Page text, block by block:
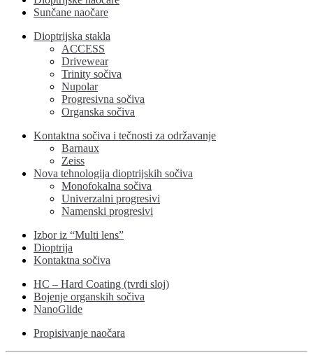
Sunčane naočare
Dioptrijska stakla
ACCESS
Drivewear
Trinity sočiva
Nupolar
Progresivna sočiva
Organska sočiva
Kontaktna sočiva i tečnosti za održavanje
Barnaux
Zeiss
Nova tehnologija dioptrijskih sočiva
Monofokalna sočiva
Univerzalni progresivi
Namenski progresivi
Izbor iz “Multi lens”
Dioptrija
Kontaktna sočiva
HC – Hard Coating (tvrdi sloj)
Bojenje organskih sočiva
NanoGlide
Propisivanje naočara